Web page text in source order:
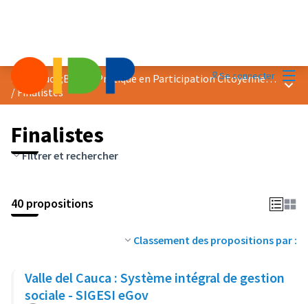
Se connecter
Prix &quot;Bonne Pratique en Participation Citoyenne&quot; 2024
/Finalistes
Finalistes
Filtrer et rechercher
40 propositions
Classement des propositions par :
Valle del Cauca : Système intégral de gestion
sociale - SIGESI eGov